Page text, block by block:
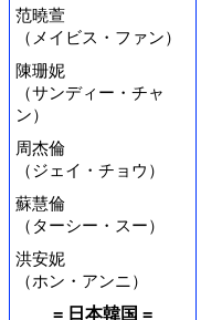
范曉萱
（メイビス・ファン）
陳珊妮
（サンディー・チャ
ン）
周杰倫
（ジェイ・チョウ）
蘇慧倫
（ターシー・スー）
洪安妮
（ホン・アンニ）
= 日本韓国 =